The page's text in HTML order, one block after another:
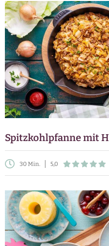
Spitzkohlpfanne mit
30 Min. 5,0